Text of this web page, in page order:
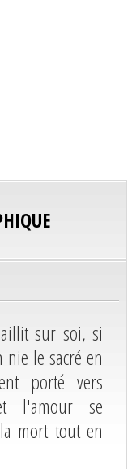
sur soi, si
le sacré en
porté vers
l'amour se
mort tout en